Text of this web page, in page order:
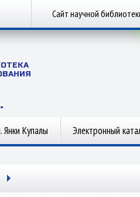
Сайт научной
Янки Купалы Электронный